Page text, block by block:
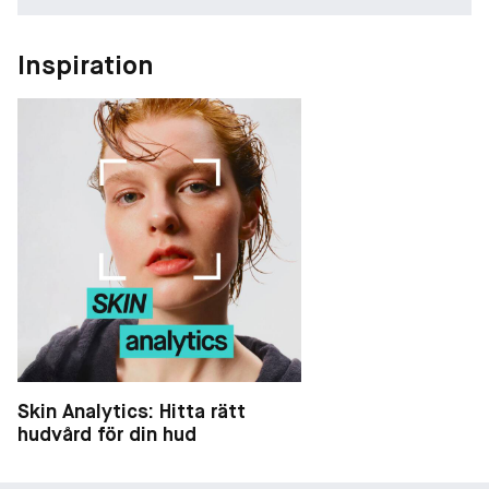
Inspiration
Skin Analytics: Hitta rätt
hudvård för din hud